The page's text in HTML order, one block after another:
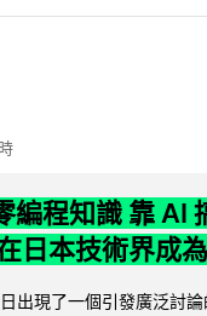
編程知識 靠 AI
日本技術界成
出現了一個引發廣泛討